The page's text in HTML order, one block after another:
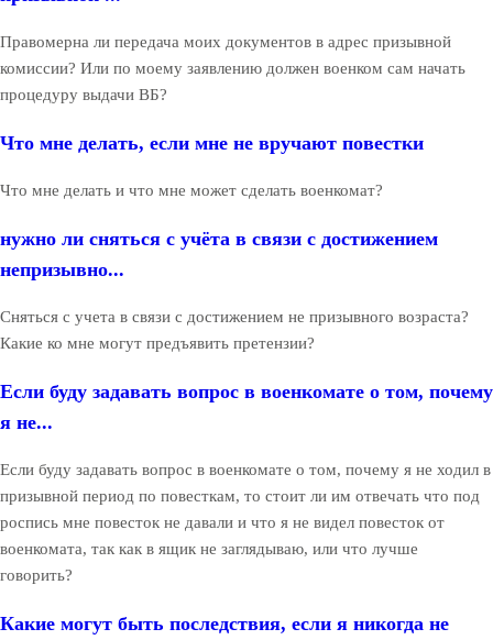
Правомерна ли передача моих документов в адрес призывной
комиссии? Или по моему заявлению должен военком сам начать
процедуру выдачи ВБ?
Что мне делать, если мне не вручают повестки
Что мне делать и что мне может сделать военкомат?
нужно ли сняться с учёта в связи с достижением
непризывно...
Сняться с учета в связи с достижением не призывного возраста?
Какие ко мне могут предъявить претензии?
Если буду задавать вопрос в военкомате о том, почему
я не...
Если буду задавать вопрос в военкомате о том, почему я не ходил в
призывной период по повесткам, то стоит ли им отвечать что под
роспись мне повесток не давали и что я не видел повесток от
военкомата, так как в ящик не заглядываю, или что лучше
говорить?
Какие могут быть последствия, если я никогда не